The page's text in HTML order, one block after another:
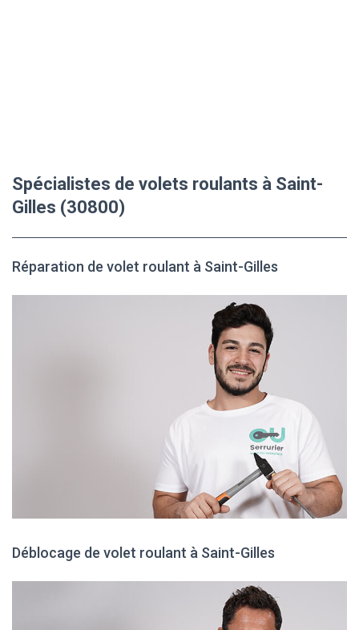
Spécialistes de volets roulants à Saint-
Gilles (30800)
Réparation de volet roulant à Saint-Gilles
Déblocage de volet roulant à Saint-Gilles